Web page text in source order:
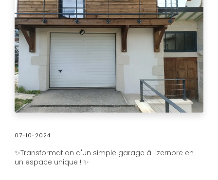
07-10-2024
✨Transformation d'un simple garage à Izernore en
un espace unique ! ✨